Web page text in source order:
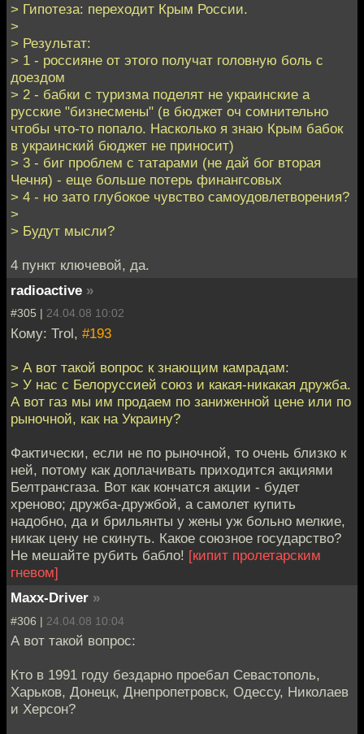
> Гипотеза: переходит Крым России.
>
> Результат:
> 1 - россияне от этого получат головную боль с
доездом
> 2 - бабки с туризма поделят не украинские а
русские "бизнесмены" (в бюджет оч сомнительно
чтобы что-то попало. Насколько я знаю Крым бабок
в украинский бюджет не приносит)
> 3 - биг проблем с татарами (не дай бог вторая
Чечня) - еще больше потерь финангсовых
> 4 - но зато глубокое чувство самоудовлетворения?
>
> Будут мысли?
4 пункт ключевой, да.
radioactive »
#305 | 24.04.08 10:02
Кому: Trol, #193
> А вот такой вопрос к знающим камрадам:
> У нас с Белоруссией союз и какая-никакая дружба.
А вот газ мы им продаем по заниженной цене или по
рыночной, как на Украину?
Фактически, если не по рыночной, то очень близко к
ней, потому как доплачивать приходится акциями
Белтрансгаза. Вот как кончатся акции - будет
хреново; дружба-дружбой, а самолет купить
надобно, да и брильянты у жены уж больно мелкие,
никак цену не скинуть. Какое союзное государство?
Не мешайте рубить бабло! [кипит пролетарским
гневом]
Maxx-Driver »
#306 | 24.04.08 10:04
А вот такой вопрос:
Кто в 1991 году бездарно проебал Севастополь,
Харьков, Донецк, Днепропетровск, Одессу, Николаев
и Херсон?